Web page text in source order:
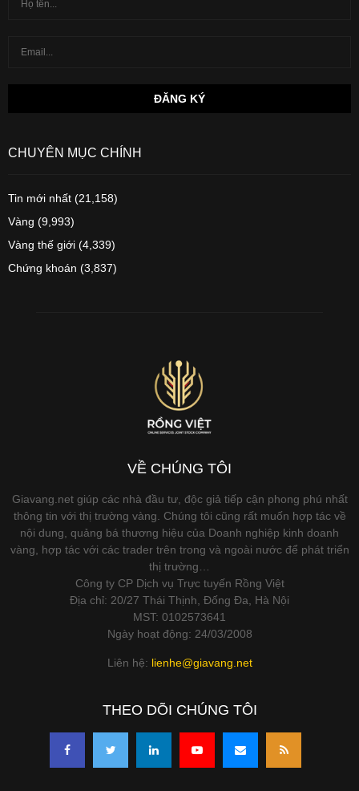
CHUYÊN MỤC CHÍNH
Tin mới nhất (21,158)
Vàng (9,993)
Vàng thế giới (4,339)
Chứng khoán (3,837)
VỀ CHÚNG TÔI
Giavang.net giúp các nhà đầu tư, độc giả tiếp cận phong phú nhất
thông tin với thị trường vàng. Chúng tôi cũng rất muốn hợp tác về
nội dung, quảng bá thương hiệu của Doanh nghiệp kinh doanh
vàng, hợp tác với các trader trên trong và ngoài nước để phát triển
thị trường…
Công ty CP Dịch vụ Trực tuyến Rồng Việt
Địa chỉ: 20/27 Thái Thịnh, Đống Đa, Hà Nội
MST: 0102573641
Ngày hoạt động: 24/03/2008
Liên hệ: lienhe@giavang.net
THEO DÕI CHÚNG TÔI